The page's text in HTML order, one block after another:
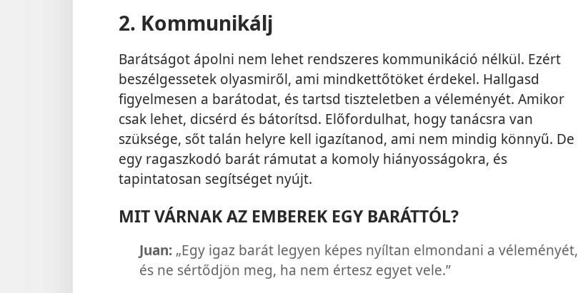
2. Kommunikálj
Barátságot ápolni nem lehet rendszeres kommunikáció nélkül. Ezért
beszélgessetek olyasmiről, ami mindkettőtöket érdekel. Hallgasd
figyelmesen a barátodat, és tartsd tiszteletben a véleményét. Amikor
csak lehet, dicsérd és bátorítsd. Előfordulhat, hogy tanácsra van
szüksége, sőt talán helyre kell igazítanod, ami nem mindig könnyű. De
egy ragaszkodó barát rámutat a komoly hiányosságokra, és
tapintatosan segítséget nyújt.
MIT VÁRNAK AZ EMBEREK EGY BARÁTTÓL?
Juan: „Egy igaz barát legyen képes nyíltan elmondani a véleményét,
és ne sértődjön meg, ha nem értesz egyet vele.”